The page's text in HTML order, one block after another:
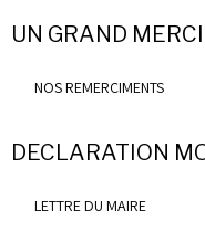
UN GRAND MERCI
NOS REMERCIMENTS
DECLARATION
LETTRE DU MAIRE